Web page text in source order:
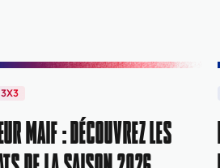
MAIF : DÉCOUVREZ LES